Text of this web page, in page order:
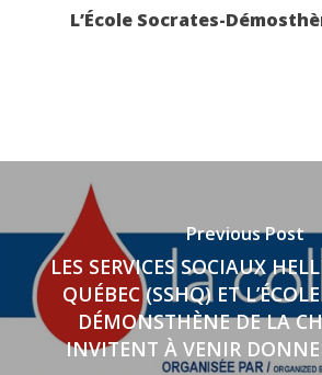
L’École Socrates-
Previous Post
LES SERVICES SOCIAUX
QUÉBEC (SSHQ) ET
DÉMONSTHÈNE DE LA
INVITENT À VENIR